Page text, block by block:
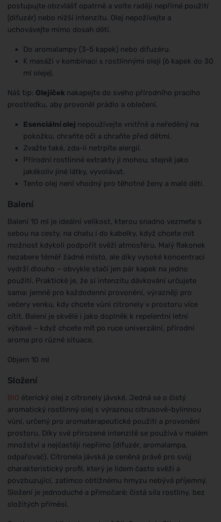
postupujte obzvlášť opatrně a volte raději nepřímé použití
(difuzér) nebo nižší intenzitu. Olej nepožívejte a
uchovávejte mimo dosah dětí.
Do aromalampy (3-5 kapek) nebo difuzéru.
K masáži v kombinaci s rostlinnými oleji (6 kapek do 30
ml oleje).
Náš tip: Olejíček nakapejte do svého přírodního pracího
prostředku, aby provoněl prádlo a oblečení.
Esenciální olej nepoužívejte vnitřně a neředěný na
pokožku, chraňte oči a chraňte před dětmi.
Zvažte také, zda-li netrpíte alergií.
Přírodní rostlinné extrakty ji mohou, stejně jako
jakékoliv jiné látky, vyvolávat.
Tento olej není vhodný pro těhotné ženy a malé děti.
Balení
Balení 10 ml je ideální velikost, kterou snadno vezmete s
sebou na cesty, na chatu i do kabelky, když chcete mít
možnost kdykoli podpořit svěží atmosféru. Malý flakonek
nezabere téměř žádné místo, ale díky vysoké koncentraci
vydrží dlouho – obvykle stačí jen pár kapek na jedno
použití. Praktické je, že si intenzitu dávkování určujete
sama: jemně pro každodenní provonění, výrazněji pro
večery venku, kdy chcete vůni citronely v prostoru více
cítit. Balení je skvělé i jako doplněk k repelentní letní
výbavě – když chcete mít po ruce univerzální, přírodní
aroma pro různé situace.
Objem 10 ml
Složení
BIO éterický olej z citronely jávské. Jedná se o čistý
aromatický rostlinný olej s výraznou citrusově-bylinnou
vůní, určený pro aromaterapeutické použití a provonění
prostoru. Díky své přirozené intenzitě se používá v malém
množství a nejčastěji nepřímo (difuzér, aromalampa,
odpařovač). Citronela jávská je ceněná právě pro svůj
charakteristický profil, který je lidem často svěží a
povzbuzující, zatímco obtížnému hmyzu nebývá příjemný.
Složení je jednoduché a přímočaré: čistá síla rostliny, bez
složitých příměsí.